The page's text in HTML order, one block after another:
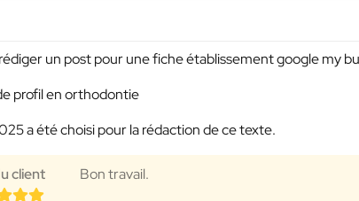
un post pour une fiche établissement google my
profil en orthodontie
a été choisi pour la rédaction de ce texte.
client Bon travail.